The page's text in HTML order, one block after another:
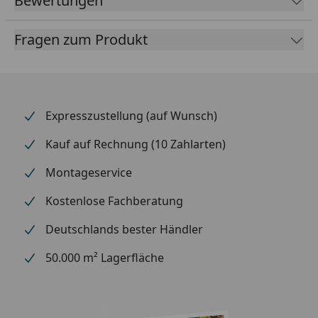
Zeitlose Eleganz und Ästhetik
Freistehende Konstruktion, flexibel und
Regenfallrohr (das Fallrohr kann rechts oder links
angebracht werden)
Material
Rauchglasblau (100 % UV-
Schutz / 50 % Schutz vor
Fragen zum Produkt
Expresszustellung (auf Wunsch)
Kauf auf Rechnung (10 Zahlarten)
Montageservice
Kostenlose Fachberatung
Deutschlands bester Händler
50.000 m² Lagerfläche